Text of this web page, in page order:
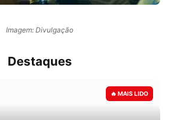
Imagem: Divulgação
Destaques